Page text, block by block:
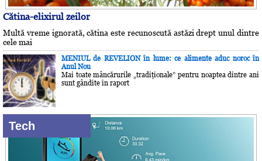
Cătina-elixirul zeilor
Multă vreme ignorată, cătina este recunoscută astăzi drept unul dintre
cele mai
MENIUL de REVELION în lume: ce alimente aduc noroc în
Anul Nou
Mai toate mâncărurile „tradiţionale” pentru noaptea dintre ani
sunt gândite în raport
Tech